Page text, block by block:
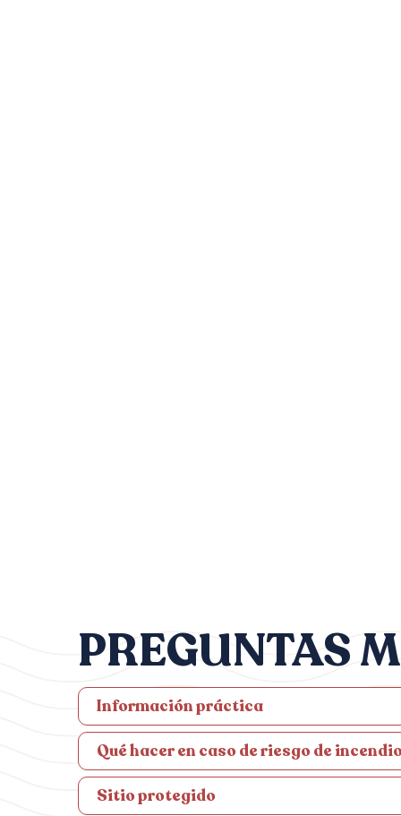
PREGUNTAS
Información práctica
Qué hacer en caso de riesgo de incendio
Sitio protegido